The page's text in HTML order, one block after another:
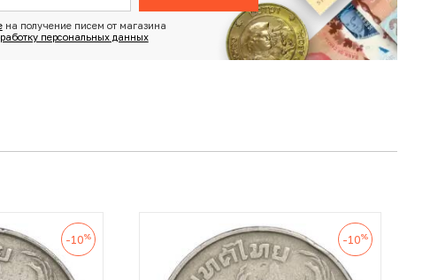
на получение писем от магазина
персональных данных
-10% -10%